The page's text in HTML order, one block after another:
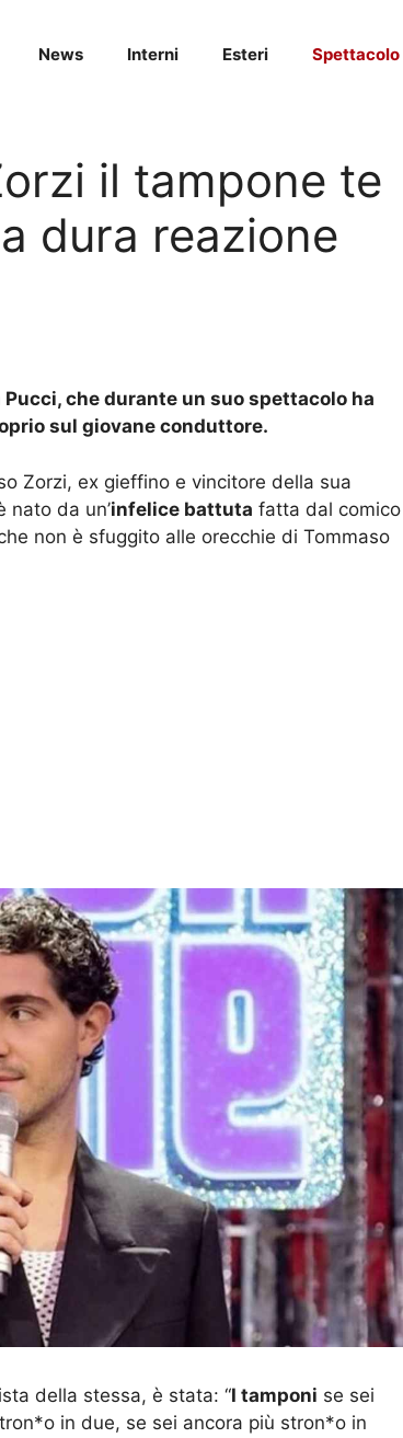
News Interni Esteri Spettacolo
il tampone te
dura reazione
che durante un suo spettacolo ha
sul giovane conduttore.
Zorzi, ex gieffino e vincitore della sua
nato da un’infelice battuta fatta dal comico
non è sfuggito alle orecchie di Tommaso
della stessa, è stata: “I tamponi se sei
in due, se sei ancora più stron*o in